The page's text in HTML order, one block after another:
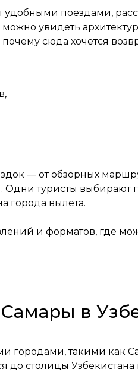
удобными поездами,
увидеть
сюда хочется
— от обзорных
Одни туристы
города вылета.
и форматов, где
в
городами, такими как
до столицы